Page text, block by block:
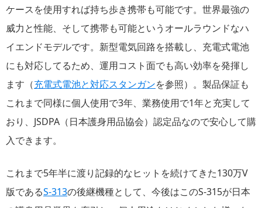
ケースを使用すれば持ち歩き携帯も可能です。世界最強の
威力と性能、そして携帯も可能というオールラウンドなハ
イエンドモデルです。新型電気回路を搭載し、充電式電池
にも対応してるため、運用コスト面でも高い効率を発揮し
ます（充電式電池と対応スタンガンを参照）。製品保証も
これまで同様に個人使用で3年、業務使用で1年と充実して
おり、JSDPA（日本護身用品協会）認定品なので安心して購
入できます。
これまで5年半に渡り記録的なヒットを続けてきた130万V
版であるS-313の後継機種として、今後はこのS-315が日本